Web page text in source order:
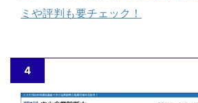
ミや評判も要チェック！
4